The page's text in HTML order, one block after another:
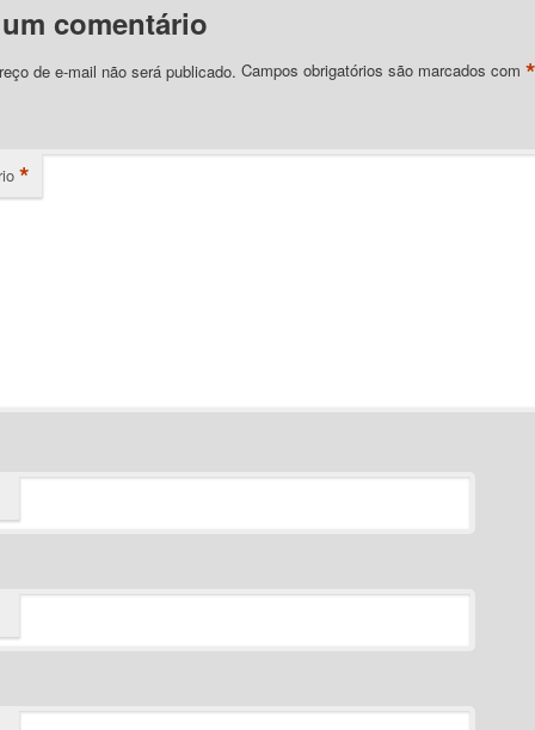
comentário
de e-mail não será publicado. Campos obrigatórios são marcados com *
*